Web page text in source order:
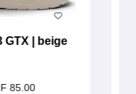
GTX | beige
85.00